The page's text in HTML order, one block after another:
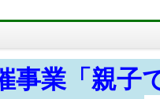
事業「親子